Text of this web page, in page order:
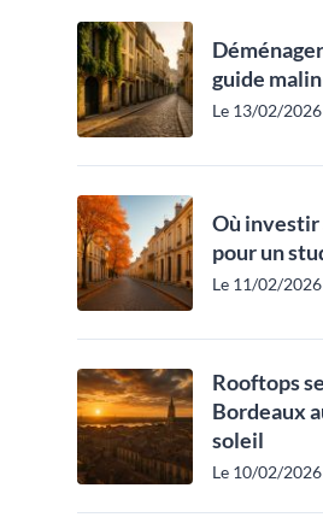
guide
Le 13/02/2026
Où investir
pour un
Le 11/02/2026
Rooftops
Bordeaux
soleil
Le 10/02/2026